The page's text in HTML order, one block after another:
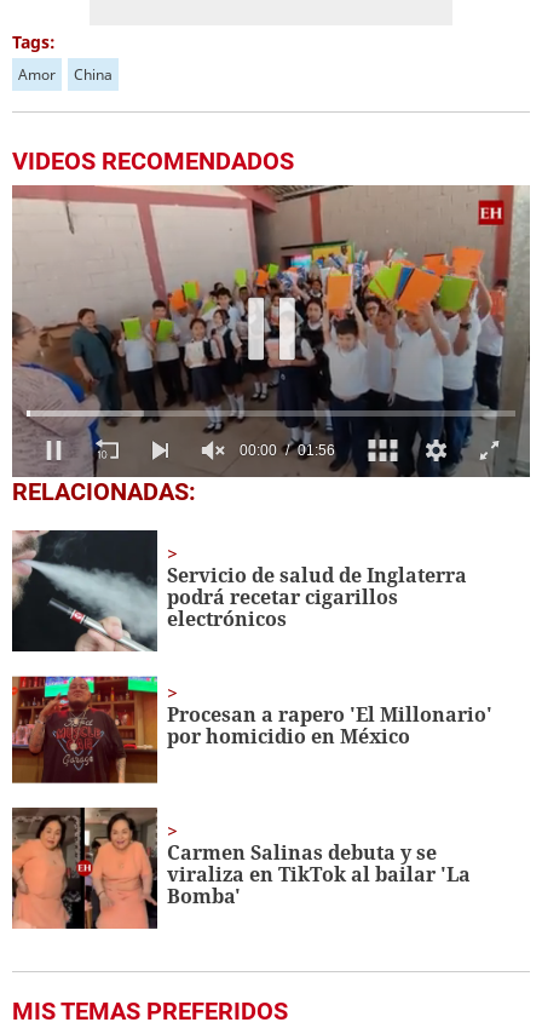
Tags:
Amor China
VIDEOS RECOMENDADOS
0
seconds
1
minute,
56
seconds
RELACIONADAS:
Servicio de salud de Inglaterra
podrá recetar cigarillos
electrónicos
Procesan a rapero 'El Millonario'
por homicidio en México
Carmen Salinas debuta y se
viraliza en TikTok al bailar 'La
Bomba'
MIS TEMAS PREFERIDOS